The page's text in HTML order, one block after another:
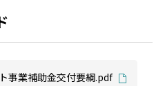
事業補助金交付要綱.pdf